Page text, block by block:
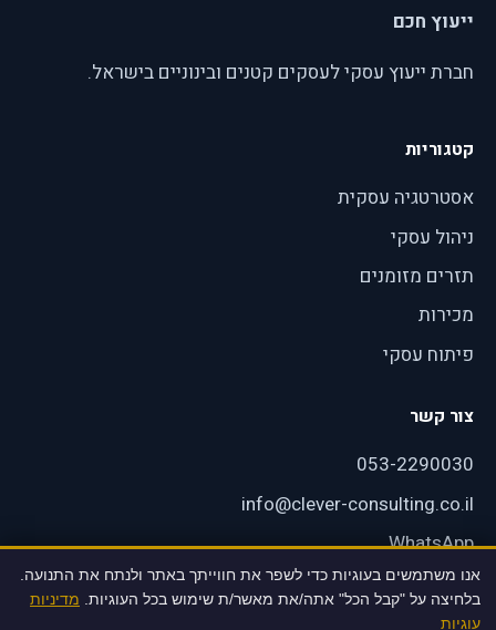
ייעוץ חכם
חברת ייעוץ עסקי לעסקים קטנים ובינוניים בישראל.
קטגוריות
אסטרטגיה עסקית
ניהול עסקי
תזרים מזומנים
מכירות
פיתוח עסקי
צור קשר
053-2290030
info@clever-consulting.co.il
WhatsApp
רעננה, ישראל
אנו משתמשים בעוגיות כדי לשפר את חווייתך באתר ולנתח את התנועה.
בלחיצה על "קבל הכל" אתה/את מאשר/ת שימוש בכל העוגיות. מדיניות
עוגיות